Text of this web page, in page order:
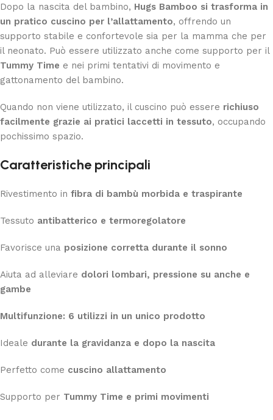
Dopo la nascita del bambino, Hugs Bamboo si trasforma in
un pratico cuscino per l’allattamento, offrendo un
supporto stabile e confortevole sia per la mamma che per
il neonato. Può essere utilizzato anche come supporto per il
Tummy Time e nei primi tentativi di movimento e
gattonamento del bambino.
Quando non viene utilizzato, il cuscino può essere richiuso
facilmente grazie ai pratici laccetti in tessuto, occupando
pochissimo spazio.
Caratteristiche principali
Rivestimento in fibra di bambù morbida e traspirante
Tessuto antibatterico e termoregolatore
Favorisce una posizione corretta durante il sonno
Aiuta ad alleviare dolori lombari, pressione su anche e
gambe
Multifunzione: 6 utilizzi in un unico prodotto
Ideale durante la gravidanza e dopo la nascita
Perfetto come cuscino allattamento
Supporto per Tummy Time e primi movimenti